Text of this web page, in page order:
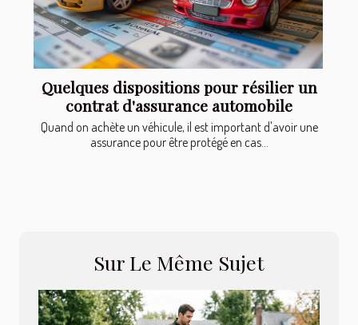
Quelques dispositions pour résilier un
contrat d'assurance automobile
Quand on achète un véhicule, il est important d'avoir une
assurance pour être protégé en cas...
Sur Le Même Sujet